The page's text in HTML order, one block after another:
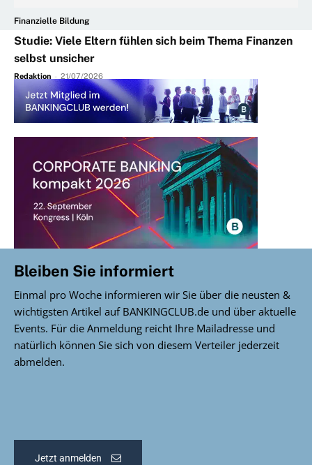
Finanzielle Bildung
Studie: Viele Eltern fühlen sich beim Thema Finanzen
selbst unsicher
Redaktion - 21/07/2026
Bleiben Sie informiert
Einmal pro Woche informieren wir Sie über die neusten &
wichtigsten Artikel auf BANKINGCLUB.de und über aktuelle
Events. Für die Anmeldung reicht Ihre Mailadresse und
natürlich können Sie sich von diesem Verteiler jederzeit
abmelden.
Jetzt anmelden